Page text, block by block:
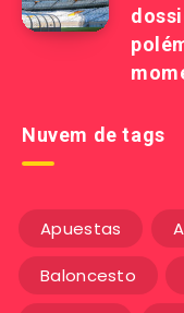
Nuvem de tags
Apuestas
Baloncesto